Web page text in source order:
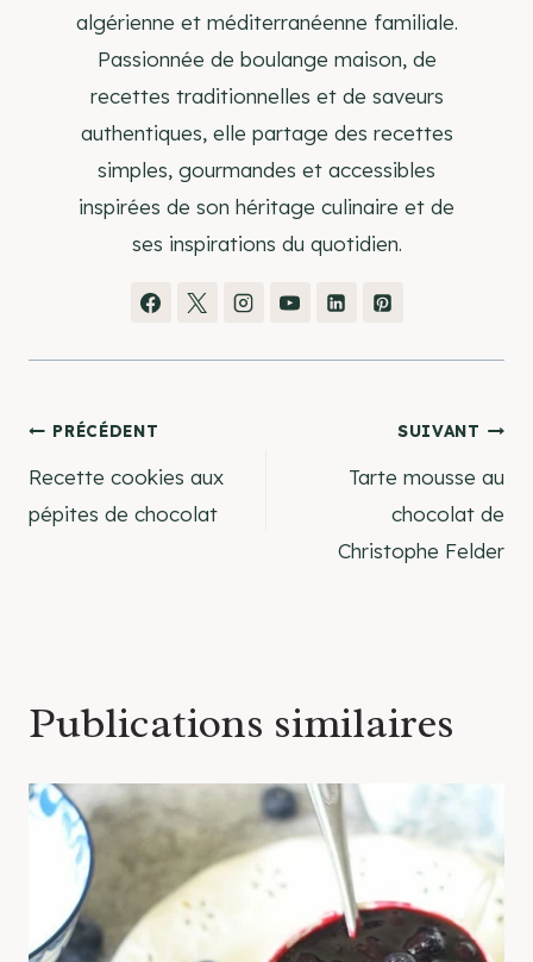
algérienne et méditerranéenne familiale.
Passionnée de boulange maison, de
recettes traditionnelles et de saveurs
authentiques, elle partage des recettes
simples, gourmandes et accessibles
inspirées de son héritage culinaire et de
ses inspirations du quotidien.
Navigation
de
PRÉCÉDENT
Recette cookies aux
pépites de chocolat
SUIVANT
Tarte mousse au
chocolat de
Christophe Felder
Publications similaires